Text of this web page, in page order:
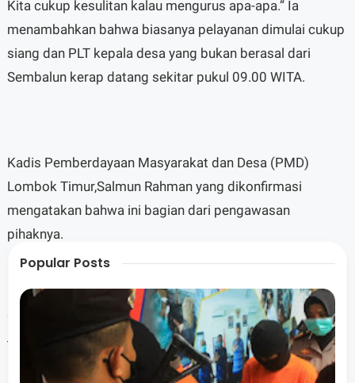
Kita cukup kesulitan kalau mengurus apa-apa.” Ia
menambahkan bahwa biasanya pelayanan dimulai cukup
siang dan PLT kepala desa yang bukan berasal dari
Sembalun kerap datang sekitar pukul 09.00 WITA.
Kadis Pemberdayaan Masyarakat dan Desa (PMD)
Lombok Timur,Salmun Rahman yang dikonfirmasi
mengatakan bahwa ini bagian dari pengawasan
pihaknya.
“Kami tetap awasi, dan ini menjadi catatan kami,”
tegasnya.
Popular Posts